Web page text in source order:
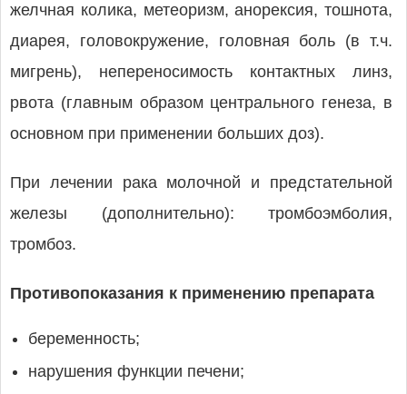
желчная колика, метеоризм, анорексия, тошнота,
диарея, головокружение, головная боль (в т.ч.
мигрень), непереносимость контактных линз,
рвота (главным образом центрального генеза, в
основном при применении больших доз).
При лечении рака молочной и предстательной
железы (дополнительно): тромбоэмболия,
тромбоз.
Противопоказания к применению препарата
беременность;
нарушения функции печени;